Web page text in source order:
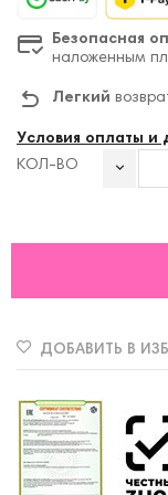
Безопасная
наложенным
Легкий
Условия оплаты и
КОЛ-ВО
ДОБАВИТЬ В